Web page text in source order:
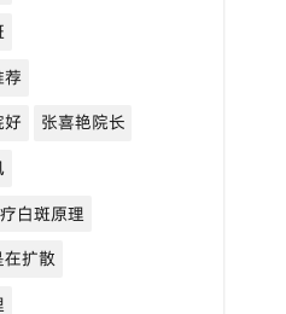
荐
张喜艳院长
白斑原理
在扩散